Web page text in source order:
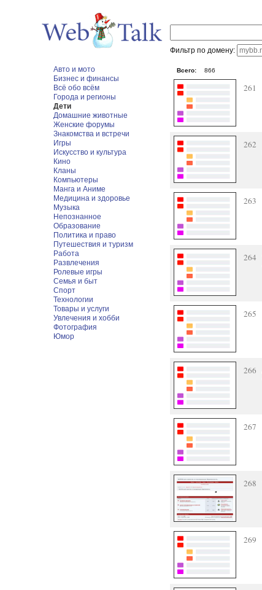
Фильтр по домену:
Авто и мото
Бизнес и финансы
Всё обо всём
Города и регионы
Дети
Домашние животные
Женские форумы
Знакомства и встречи
Игры
Искусство и культура
Кино
Кланы
Компьютеры
Манга и Аниме
Медицина и здоровье
Музыка
Непознанное
Образование
Политика и право
Путешествия и туризм
Работа
Развлечения
Ролевые игры
Семья и быт
Спорт
Технологии
Товары и услуги
Увлечения и хобби
Фотография
Юмор
Всего: 866
261
262
263
264
265
266
267
268
269